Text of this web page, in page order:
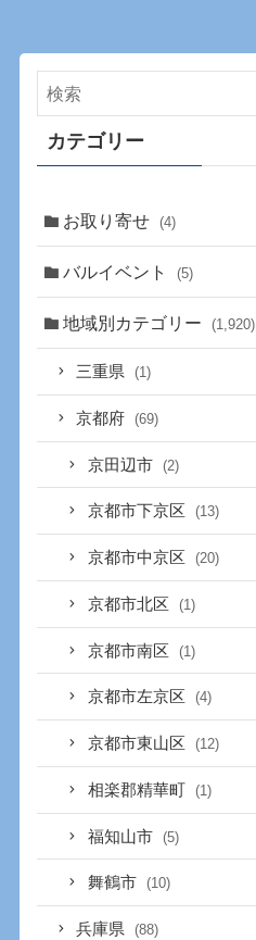
カテゴリー
お取り寄せ (4)
バルイベント (5)
地域別カテゴリー (1,920)
三重県 (1)
京都府 (69)
京田辺市 (2)
京都市下京区 (13)
京都市中京区 (20)
京都市北区 (1)
京都市南区 (1)
京都市左京区 (4)
京都市東山区 (12)
相楽郡精華町 (1)
福知山市 (5)
舞鶴市 (10)
兵庫県 (88)